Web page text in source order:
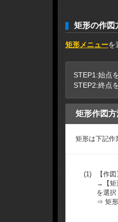
矩形の作図
矩形メニューを
STEP1:始点
STEP2:終点
矩形作図方
矩形は下記作
(1)
【作図
→【矩
を選択
⇒ 矩形